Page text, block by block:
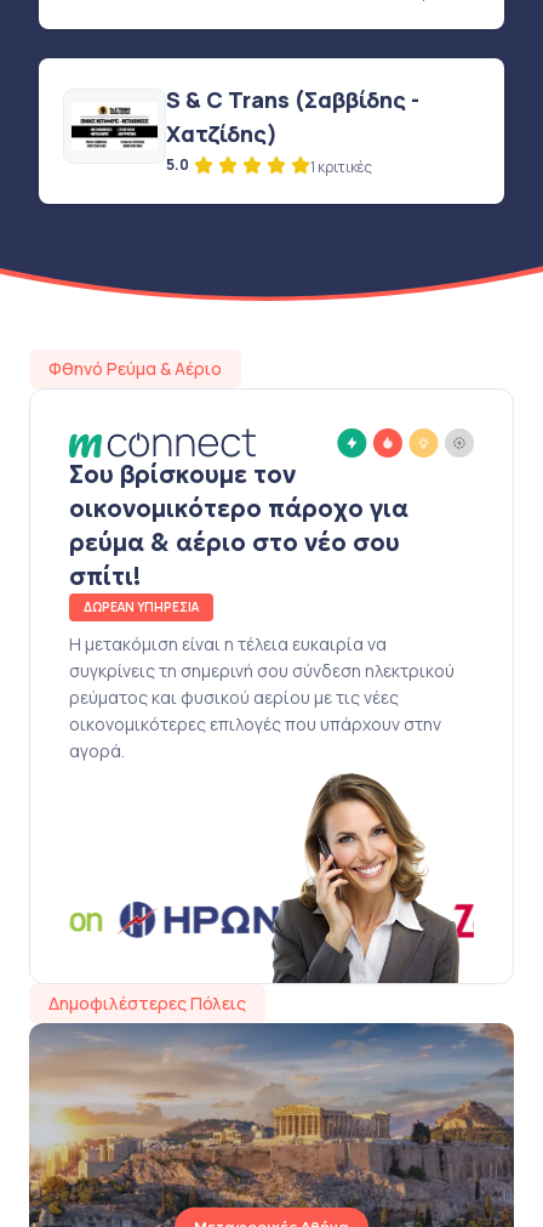
S & C Trans (Σαββίδης -
Χατζίδης)
5.0 1 κριτικές
Φθηνό Ρεύμα & Αέριο
Σου βρίσκουμε τον
οικονομικότερο πάροχο για
ρεύμα & αέριο στο νέο σου
σπίτι!
ΔΩΡΕΑΝ ΥΠΗΡΕΣΙΑ
Η μετακόμιση είναι η τέλεια ευκαιρία να
συγκρίνεις τη σημερινή σου σύνδεση ηλεκτρικού
ρεύματος και φυσικού αερίου με τις νέες
οικονομικότερες επιλογές που υπάρχουν στην
αγορά.
Δημοφιλέστερες Πόλεις